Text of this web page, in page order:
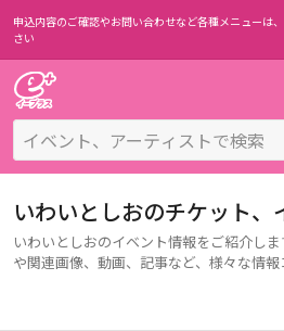
申込内容のご確認やお問い合わせなど各種メニューは、
さい
いわいとしおのチケット、
いわいとしおのイベント情報をご紹介し
や関連画像、動画、記事など、様々な情報